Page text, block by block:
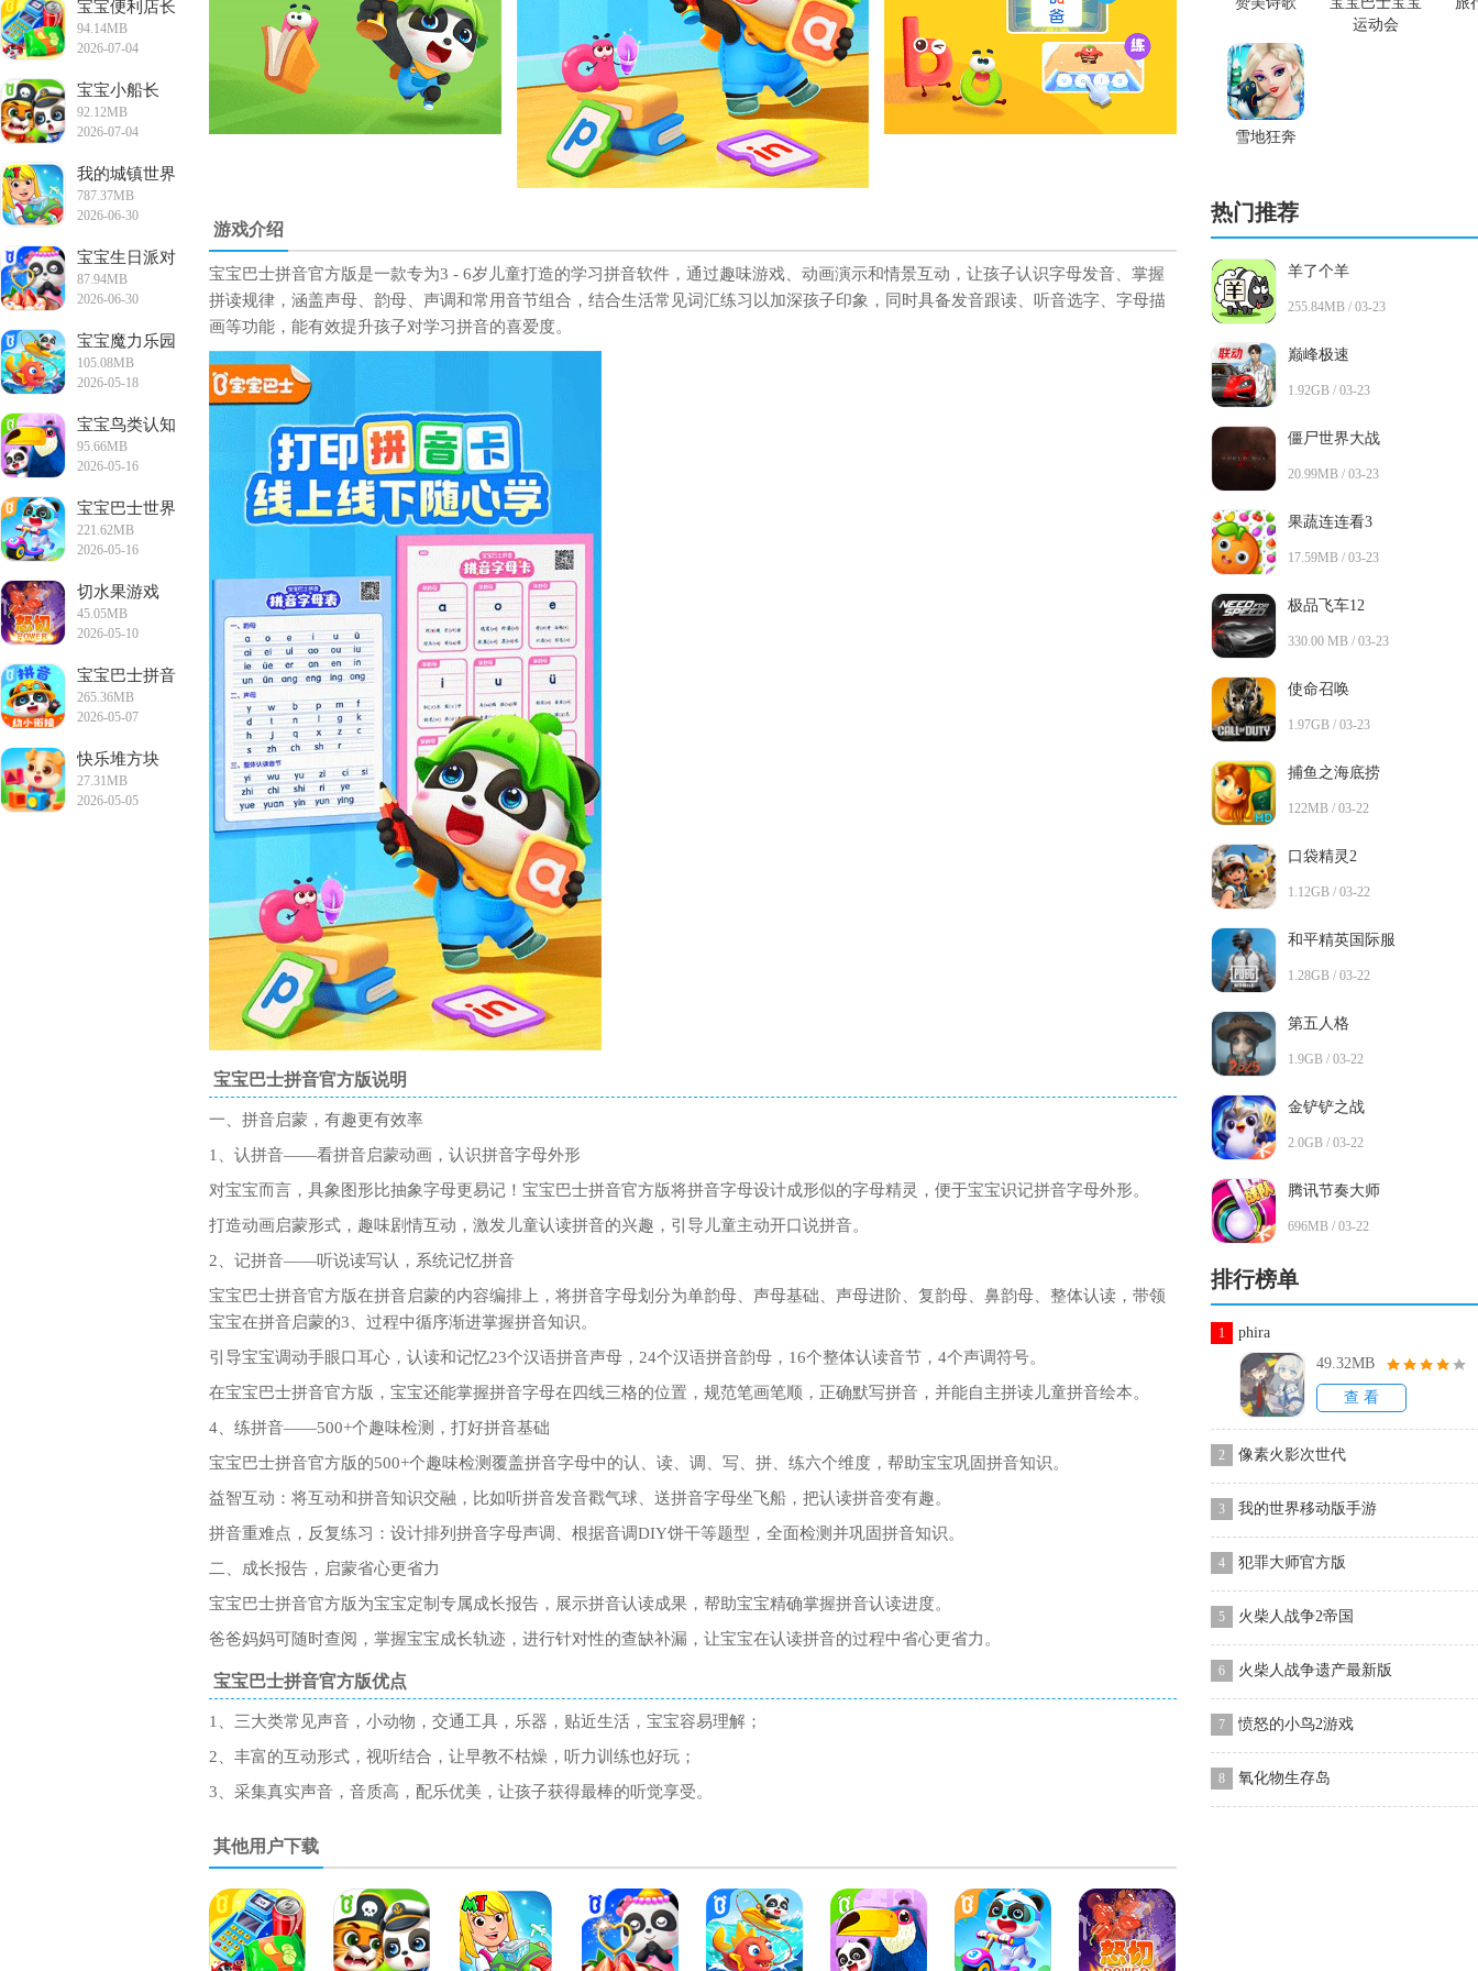
宝宝便利店长
94.14MB
2026-07-04
宝宝小船长
92.12MB
2026-07-04
我的城镇世界
787.37MB
2026-06-30
宝宝生日派对
87.94MB
2026-06-30
宝宝魔力乐园
105.08MB
2026-05-18
宝宝鸟类认知
95.66MB
2026-05-16
宝宝巴士世界
221.62MB
2026-05-16
切水果游戏
45.05MB
2026-05-10
宝宝巴士拼音
265.36MB
2026-05-07
快乐堆方块
27.31MB
2026-05-05
游戏介绍
宝宝巴士拼音官方版是一款专为3 - 6岁儿童打造的学习拼音软件，通过趣味游戏、动画演示和情景互动，让孩子认识字母发音、掌握
拼读规律，涵盖声母、韵母、声调和常用音节组合，结合生活常见词汇练习以加深孩子印象，同时具备发音跟读、听音选字、字母描
画等功能，能有效提升孩子对学习拼音的喜爱度。
宝宝巴士拼音官方版说明
一、拼音启蒙，有趣更有效率
1、认拼音——看拼音启蒙动画，认识拼音字母外形
对宝宝而言，具象图形比抽象字母更易记！宝宝巴士拼音官方版将拼音字母设计成形似的字母精灵，便于宝宝识记拼音字母外形。
打造动画启蒙形式，趣味剧情互动，激发儿童认读拼音的兴趣，引导儿童主动开口说拼音。
2、记拼音——听说读写认，系统记忆拼音
宝宝巴士拼音官方版在拼音启蒙的内容编排上，将拼音字母划分为单韵母、声母基础、声母进阶、复韵母、鼻韵母、整体认读，带领
宝宝在拼音启蒙的3、过程中循序渐进掌握拼音知识。
引导宝宝调动手眼口耳心，认读和记忆23个汉语拼音声母，24个汉语拼音韵母，16个整体认读音节，4个声调符号。
在宝宝巴士拼音官方版，宝宝还能掌握拼音字母在四线三格的位置，规范笔画笔顺，正确默写拼音，并能自主拼读儿童拼音绘本。
4、练拼音——500+个趣味检测，打好拼音基础
宝宝巴士拼音官方版的500+个趣味检测覆盖拼音字母中的认、读、调、写、拼、练六个维度，帮助宝宝巩固拼音知识。
益智互动：将互动和拼音知识交融，比如听拼音发音戳气球、送拼音字母坐飞船，把认读拼音变有趣。
拼音重难点，反复练习：设计排列拼音字母声调、根据音调DIY饼干等题型，全面检测并巩固拼音知识。
二、成长报告，启蒙省心更省力
宝宝巴士拼音官方版为宝宝定制专属成长报告，展示拼音认读成果，帮助宝宝精确掌握拼音认读进度。
爸爸妈妈可随时查阅，掌握宝宝成长轨迹，进行针对性的查缺补漏，让宝宝在认读拼音的过程中省心更省力。
宝宝巴士拼音官方版优点
1、三大类常见声音，小动物，交通工具，乐器，贴近生活，宝宝容易理解；
2、丰富的互动形式，视听结合，让早教不枯燥，听力训练也好玩；
3、采集真实声音，音质高，配乐优美，让孩子获得最棒的听觉享受。
其他用户下载
运动会
雪地狂奔
热门推荐
羊了个羊
255.84MB / 03-23
巅峰极速
1.92GB / 03-23
僵尸世界大战
20.99MB / 03-23
果蔬连连看3
17.59MB / 03-23
极品飞车12
330.00 MB / 03-23
使命召唤
1.97GB / 03-23
捕鱼之海底捞
122MB / 03-22
口袋精灵2
1.12GB / 03-22
和平精英国际服
1.28GB / 03-22
第五人格
1.9GB / 03-22
金铲铲之战
2.0GB / 03-22
腾讯节奏大师
696MB / 03-22
排行榜单
1
phira
49.32MB
查 看
2 像素火影次世代
3 我的世界移动版手游
4 犯罪大师官方版
5 火柴人战争2帝国
6 火柴人战争遗产最新版
7 愤怒的小鸟2游戏
8 氧化物生存岛